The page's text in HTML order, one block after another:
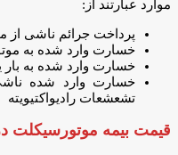
موارد عبارتند از:
پرداخت جرائم ناشی
خسارت وارد شده به
خسارت وارد شده به
خسارت وارد شده ناشی
تشعشعات رادیواکتیویته
قیمت بیمه موتورسیکلت در